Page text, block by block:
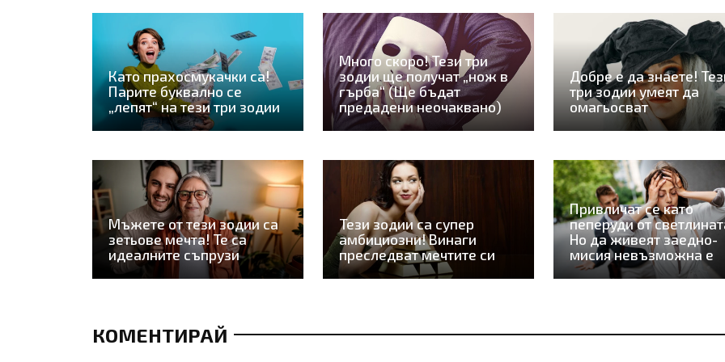
Като прахосмукачки са!
Парите буквално се
„лепят“ на тези три зодии
Много скоро! Тези три
зодии ще получат „нож в
гърба“ (Ще бъдат
предадени неочаквано)
Добре е да знаете!
три зодии умеят да
омагьосват
Мъжете от тези зодии са
зетьове мечта! Те са
идеалните съпрузи
Тези зодии са супер
амбициозни! Винаги
преследват мечтите си
Привличат се като
пеперуди от
Но да живеят заедно-
мисия невъзможна е
КОМЕНТИРАЙ